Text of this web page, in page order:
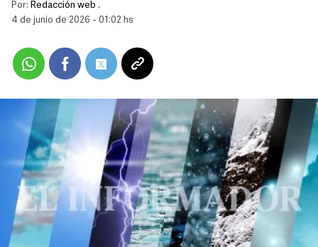
Por: Redacción web .
4 de junio de 2026 - 01:02 hs